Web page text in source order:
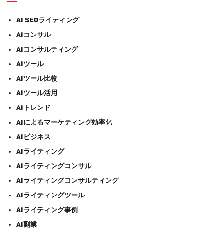
AI SEOライティング
AIコンサル
AIコンサルティング
AIツール
AIツール比較
AIツール活用
AIトレンド
AIによるマーケティング効率化
AIビジネス
AIライティング
AIライティングコンサル
AIライティングコンサルティング
AIライティングツール
AIライティング事例
AI副業